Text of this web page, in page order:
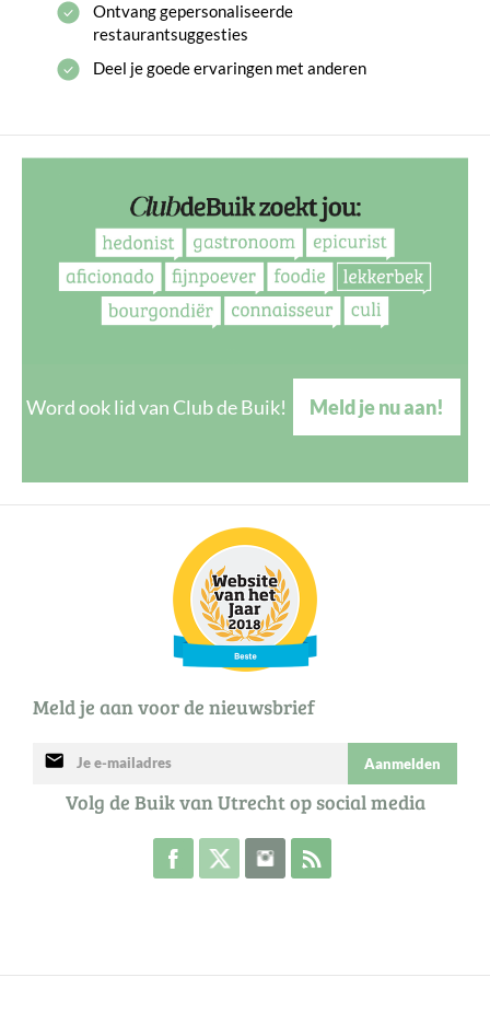
Ontvang gepersonaliseerde
restaurantsuggesties
Deel je goede ervaringen met anderen
Word ook lid van Club de Buik! Meld je nu aan!
Meld je aan voor de nieuwsbrief
mail Aanmelden
Volg de Buik van Utrecht op social media
Volg de Buik op Facebook
Volg de Buik op Twitter
Volg de Buik op Instagram